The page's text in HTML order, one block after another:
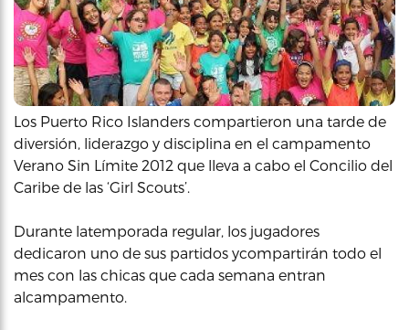
Los Puerto Rico Islanders compartieron una tarde de
diversión, liderazgo y disciplina en el campamento
Verano Sin Límite 2012 que lleva a cabo el Concilio del
Caribe de las ‘Girl Scouts’.
Durante latemporada regular, los jugadores
dedicaron uno de sus partidos ycompartirán todo el
mes con las chicas que cada semana entran
alcampamento.